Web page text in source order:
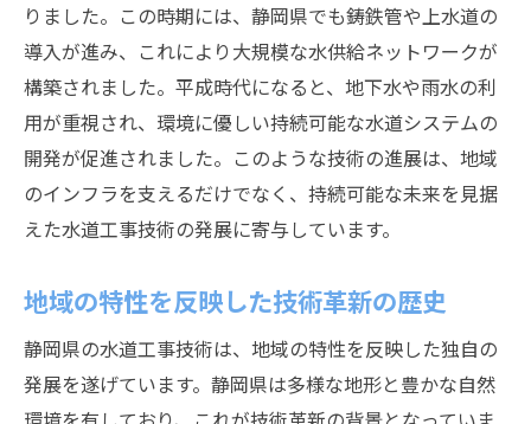
水道工事技術の最前線静岡県が描く新たな可能
性
最新技術を取り入れた施工法
デジタル技術による作業効率化
AIを活用した水道工事の未来
環境負荷を軽減する新技術
地域社会と共に成長する技術
静岡県の水道工事技術が地域インフラを支える
理由
地域インフラの生命線としての役割
りました。この時期には、静岡県でも鋳鉄管や上水道の
導入が進み、これにより大規模な水供給ネットワークが
構築されました。平成時代になると、地下水や雨水の利
用が重視され、環境に優しい持続可能な水道システムの
開発が促進されました。このような技術の進展は、地域
のインフラを支えるだけでなく、持続可能な未来を見据
えた水道工事技術の発展に寄与しています。
地域の特性を反映した技術革新の歴史
静岡県の水道工事技術は、地域の特性を反映した独自の
発展を遂げています。静岡県は多様な地形と豊かな自然